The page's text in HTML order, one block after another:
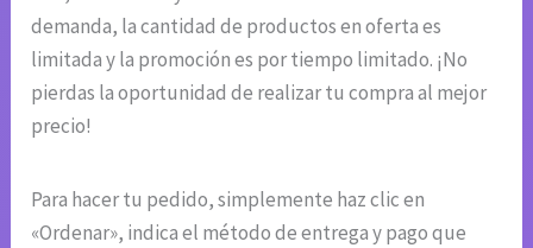
demanda, la cantidad de productos en oferta es
limitada y la promoción es por tiempo limitado. ¡No
pierdas la oportunidad de realizar tu compra al mejor
precio!
Para hacer tu pedido, simplemente haz clic en
«Ordenar», indica el método de entrega y pago que